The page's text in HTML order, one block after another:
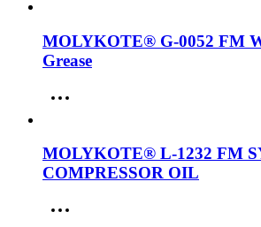
MOLYKOTE® G-0052 FM
Grease
MOLYKOTE® L-1232 FM
COMPRESSOR OIL